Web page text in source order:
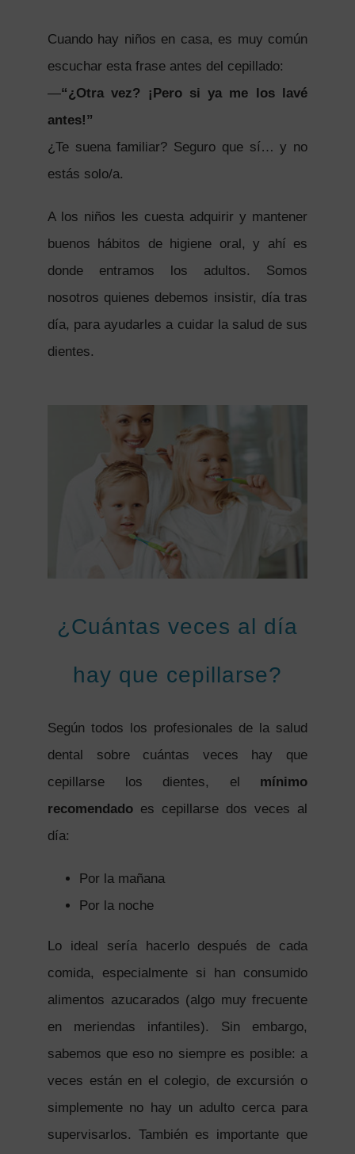
Cuando hay niños en casa, es muy común
escuchar esta frase antes del cepillado:
—“¿Otra vez? ¡Pero si ya me los lavé
antes!”
¿Te suena familiar? Seguro que sí… y no
estás solo/a.
A los niños les cuesta adquirir y mantener
buenos hábitos de higiene oral, y ahí es
donde entramos los adultos. Somos
nosotros quienes debemos insistir, día tras
día, para ayudarles a cuidar la salud de sus
dientes.
¿Cuántas veces al día
hay que cepillarse?
Según todos los profesionales de la salud
dental sobre cuántas veces hay que
cepillarse los dientes, el mínimo
recomendado es cepillarse dos veces al
día:
Por la mañana
Por la noche
Lo ideal sería hacerlo después de cada
comida, especialmente si han consumido
alimentos azucarados (algo muy frecuente
en meriendas infantiles). Sin embargo,
sabemos que eso no siempre es posible: a
veces están en el colegio, de excursión o
simplemente no hay un adulto cerca para
supervisarlos. También es importante que